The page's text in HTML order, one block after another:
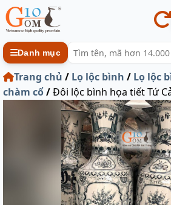
Danh mục
Trang chủ / Lọ lộc bình / Lọ lộc
chàm cổ/Đôi lộc bình họa tiết Tứ